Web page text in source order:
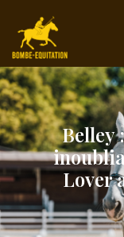
Belley
Lover